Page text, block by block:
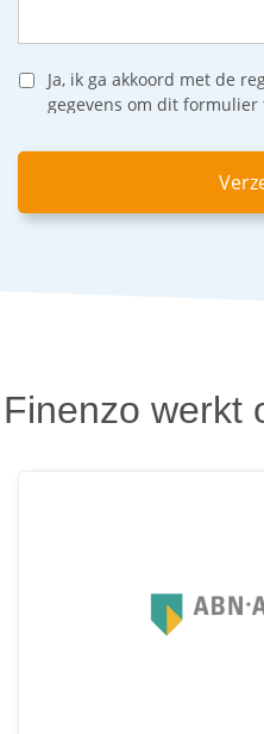
Ja, ik ga akkoord met de
gegevens om dit
Finenzo werkt